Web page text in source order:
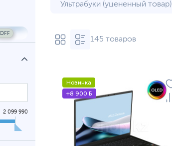
2 099 990
Ультрабуки (уцененный товар)
145 товаров
Новинка
+8 900 Б